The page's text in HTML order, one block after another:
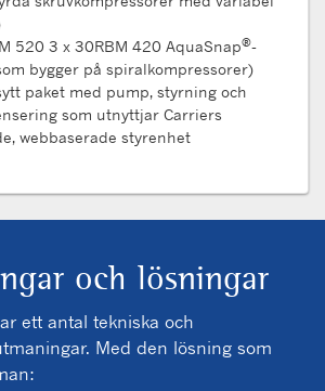
520 3 x 30RBM 420 AquaSnap®-
bygger på spiralkompressorer)
paket med pump, styrning och
som utnyttjar Carriers
webbaserade styrenhet
och lösningar
ett antal tekniska och
Med den lösning som